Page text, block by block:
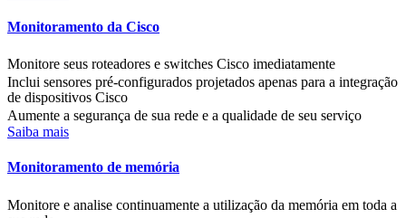
Monitoramento da Cisco
Monitore seus roteadores e switches Cisco imediatamente
Inclui sensores pré-configurados projetados apenas para a integração
de dispositivos Cisco
Aumente a segurança de sua rede e a qualidade de seu serviço
Saiba mais
Monitoramento de memória
Monitore e analise continuamente a utilização da memória em toda a